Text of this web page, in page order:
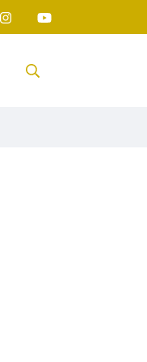
RECHERCHE